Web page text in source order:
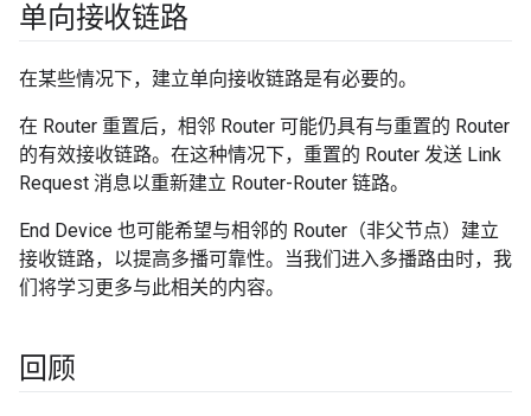
单向接收链路
在某些情况下，建立单向接收链路是有必要的。
在 Router 重置后，相邻 Router 可能仍具有与重置的 Router
的有效接收链路。在这种情况下，重置的 Router 发送 Link
Request 消息以重新建立 Router-Router 链路。
End Device 也可能希望与相邻的 Router（非父节点）建立
接收链路，以提高多播可靠性。当我们进入多播路由时，我
们将学习更多与此相关的内容。
回顾